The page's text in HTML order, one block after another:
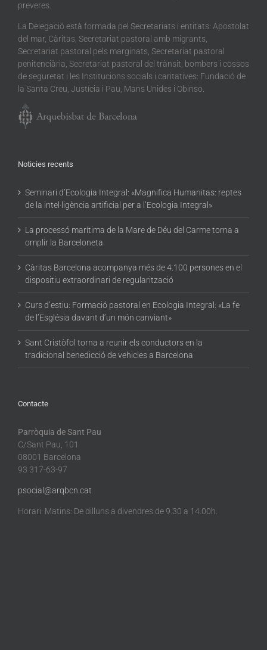
preveres.
La Delegació està formada pel Secretariats i entitats: Apostolat
del mar, Càritas, Secretariat pastoral amb migrants,
Secretariat pastoral pels marginats, Secretariat pastoral
penitenciària, Secretariat pastoral del trànsit, bombers i cossos
de seguretat i les Institucions socials i caritatives: Fundació de
la Santa Creu, Justícia i Pau, Mans Unides i Obinso.
Noticies recents
Seminari d’Ecologia Integral: «Magnifica Humanitas: reptes
de la intel·ligència artificial per a l’Ecologia Integral»
La processó marítima de la Mare de Déu del Carme torna a
omplir la Barceloneta
Càritas Barcelona acompanya més de 4.100 persones en el
dispositiu extraordinari de regularització
Curs d’estiu: Formació pastoral en Ecologia Integral: «La fe
de l’Església davant d’un món canviant»
Sant Cristòfol torna a reunir els conductors en la
tradicional benedicció de vehicles a Barcelona
Contacte
Parròquia de Sant Pau
C/Sant Pau, 101
08001 Barcelona
93 317-63-97
psocial@arqbcn.cat
Horari: Matins: De dilluns a divendres de 9.30 a 14.00h.